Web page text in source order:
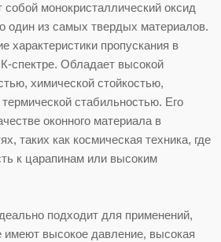
монокристаллический оксид
один из самых твердых материалов.
характеристики пропускания в
спектре. Обладает высокой
химической стойкостью,
стабильностью. Его
оконного материала в
таких как космическая техника, где
к царапинам или высоким
подходит для применений,
имеют высокое давление, высокая